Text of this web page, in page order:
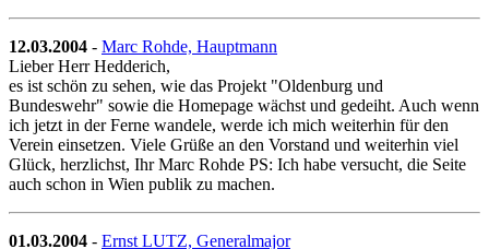
12.03.2004 - Marc Rohde, Hauptmann
Lieber Herr Hedderich,
es ist schön zu sehen, wie das Projekt "Oldenburg und
Bundeswehr" sowie die Homepage wächst und gedeiht. Auch wenn
ich jetzt in der Ferne wandele, werde ich mich weiterhin für den
Verein einsetzen. Viele Grüße an den Vorstand und weiterhin viel
Glück, herzlichst, Ihr Marc Rohde PS: Ich habe versucht, die Seite
auch schon in Wien publik zu machen.
01.03.2004 - Ernst LUTZ, Generalmajor